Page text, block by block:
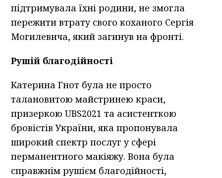
підтримувала їхні родини, не змогла
пережити втрату свого коханого Сергія
Могилевича, який загинув на фронті.
Рушій благодійності
Катерина Гнот була не просто
талановитою майстринею краси,
призеркою UBS2021 та асистенткою
бровістів України, яка пропонувала
широкий спектр послуг у сфері
перманентного макіяжу. Вона була
справжнім рушієм благодійності,